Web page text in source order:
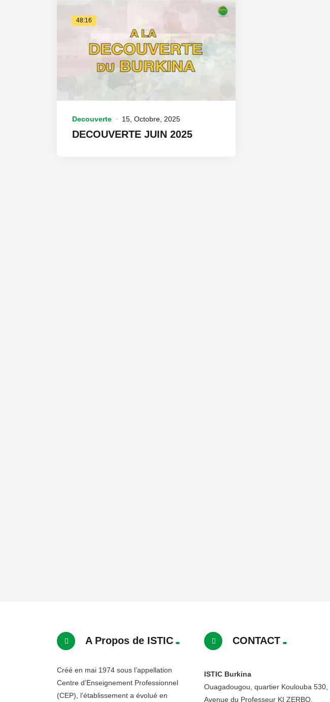
48:16
Decouverte 15, Octobre, 2025
DECOUVERTE JUIN 2025
A Propos de ISTIC
Créé en mai 1974 sous l’appellation
Centre d’Enseignement Professionnel
(CEP), l’établissement a évolué en
CONTACT
ISTIC Burkina
Ouagadougou, quartier Koulouba 530,
Avenue du Professeur KI ZERBO.